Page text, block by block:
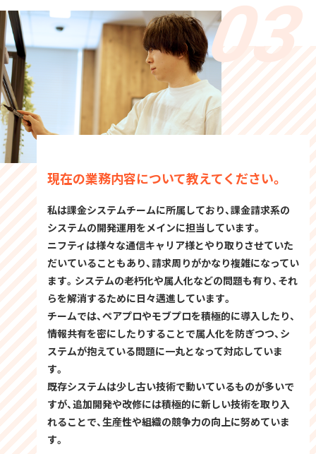
現在の業務内容について教えてください。
私は課金システムチームに所属しており、課金請求系の
システムの開発運用をメインに担当しています。
ニフティは様々な通信キャリア様とやり取りさせていた
だいていることもあり、請求周りがかなり複雑になってい
ます。システムの老朽化や属人化などの問題も有り、それ
らを解消するために日々邁進しています。
チームでは、ペアプロやモブプロを積極的に導入したり、
情報共有を密にしたりすることで属人化を防ぎつつ、シ
ステムが抱えている問題に一丸となって対応していま
す。
既存システムは少し古い技術で動いているものが多いで
すが、追加開発や改修には積極的に新しい技術を取り入
れることで、生産性や組織の競争力の向上に努めていま
す。